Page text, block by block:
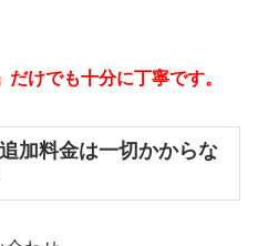
けでも十分に丁寧です。
加料金は一切かからな